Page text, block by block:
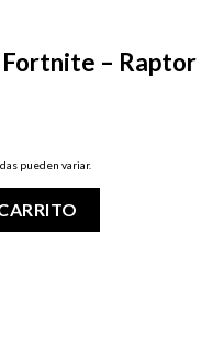
– Raptor
pueden variar.